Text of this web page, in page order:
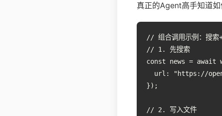
真正的Agent高手知道如
// 组合调用示例：搜索
// 1. 先搜索
const news = await
url: "https://
});
// 2. 写入文件